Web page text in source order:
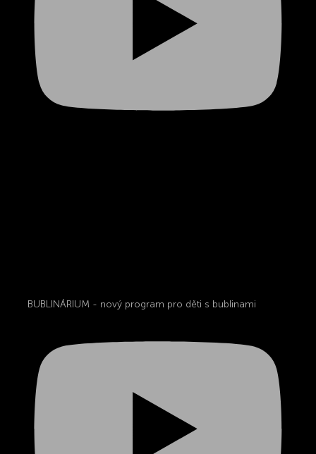
BUBLINÁRIUM - nový program pro děti s bublinami